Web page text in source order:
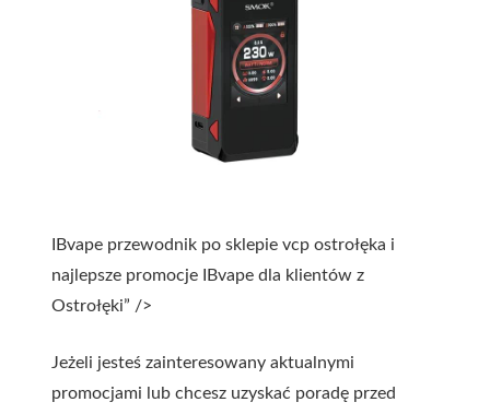
IBvape przewodnik po sklepie vcp ostrołęka i
najlepsze promocje IBvape dla klientów z
Ostrołęki” />
Jeżeli jesteś zainteresowany aktualnymi
promocjami lub chcesz uzyskać poradę przed